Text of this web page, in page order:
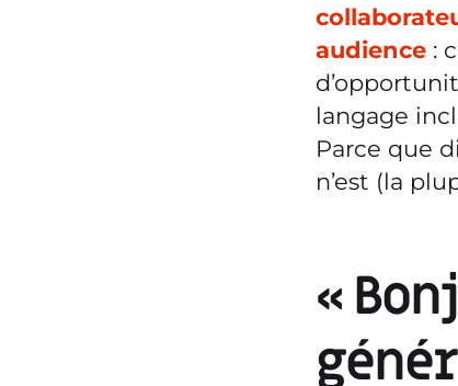
audience :
langage
Parce que
n’est (la
«